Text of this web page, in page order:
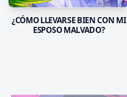
¿CÓMO LLEVARSE BIEN CON MI
ESPOSO MALVADO?